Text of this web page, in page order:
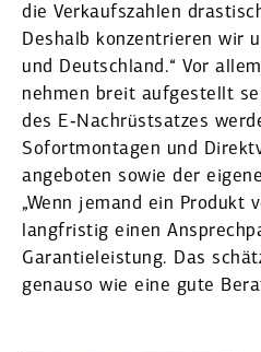
die Verkaufs­zahlen
Deshalb konzen­trieren wir
und Deutschland.“ Vor
nehmen breit aufge­stellt
des E‑Nachrüstsatzes
Sofort­mon­tagen und
angeboten sowie der
„Wenn jemand ein Produkt
langfristig einen
Garan­tie­leistung. Das
genauso wie eine gute